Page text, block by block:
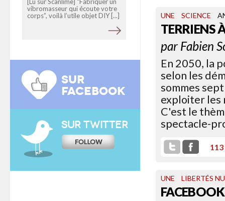
UNE SCIENCE
TERRIENS
par Fabien
En 2050, la
selon les
sommes
exploiter les
C'est le
spectacle-
113
UNE LIBERTÉS
vibromasseur qui écoute votre
corps”, voilà l’utile objet DIY [...]
SUR
FACEBOOK
SUR TWITTER